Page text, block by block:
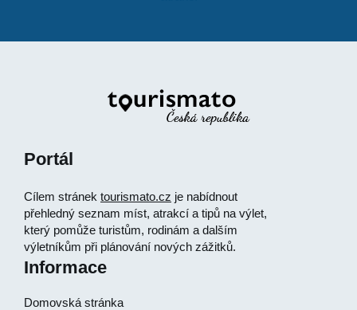
Portál
Cílem stránek tourismato.cz je nabídnout
přehledný seznam míst, atrakcí a tipů na výlet,
který pomůže turistům, rodinám a dalším
výletníkům při plánování nových zážitků.
Informace
Domovská stránka